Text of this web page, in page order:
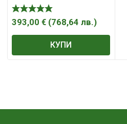
линии и 5 точки и
тринога 155 мм, 30 м,
0.3 мм/м, GC
393,00 € (768,64 лв.)
КУПИ